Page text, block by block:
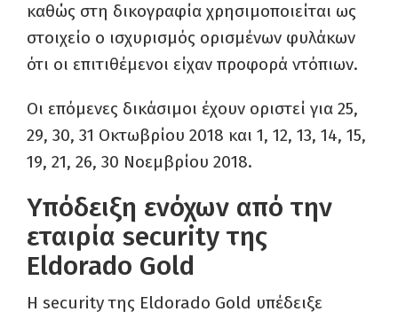
καθώς στη δικογραφία χρησιμοποιείται ως
στοιχείο ο ισχυρισμός ορισμένων φυλάκων
ότι οι επιτιθέμενοι είχαν προφορά ντόπιων.
Οι επόμενες δικάσιμοι έχουν οριστεί για 25,
29, 30, 31 Οκτωβρίου 2018 και 1, 12, 13, 14, 15,
19, 21, 26, 30 Νοεμβρίου 2018.
Υπόδειξη ενόχων από την
εταιρία security της
Eldorado Gold
H security της Eldorado Gold υπέδειξε